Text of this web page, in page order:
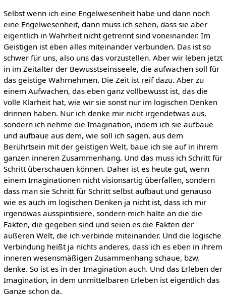
Selbst wenn ich eine Engelwesenheit habe und dann noch
eine Engelwesenheit, dann muss ich sehen, dass sie aber
eigentlich in Wahrheit nicht getrennt sind voneinander. Im
Geistigen ist eben alles miteinander verbunden. Das ist so
schwer für uns, also uns das vorzustellen. Aber wir leben jetzt
in im Zeitalter der Bewusstseinsseele, die aufwachen soll für
das geistige Wahrnehmen. Die Zeit ist reif dazu. Aber zu
einem Aufwachen, das eben ganz vollbewusst ist, das die
volle Klarheit hat, wie wir sie sonst nur im logischen Denken
drinnen haben. Nur ich denke mir nicht irgendetwas aus,
sondern ich nehme die Imagination, indem ich sie aufbaue
und aufbaue aus dem, wie soll ich sagen, aus dem
Berührtsein mit der geistigen Welt, baue ich sie auf in ihrem
ganzen inneren Zusammenhang. Und das muss ich Schritt für
Schritt überschauen können. Daher ist es heute gut, wenn
einem Imaginationen nicht visionsartig überfallen, sondern
dass man sie Schritt für Schritt selbst aufbaut und genauso
wie es auch im logischen Denken ja nicht ist, dass ich mir
irgendwas ausspintisiere, sondern mich halte an die die
Fakten, die gegeben sind und seien es die Fakten der
äußeren Welt, die ich verbinde miteinander. Und die logische
Verbindung heißt ja nichts anderes, dass ich es eben in ihrem
inneren wesensmäßigen Zusammenhang schaue, bzw.
denke. So ist es in der Imagination auch. Und das Erleben der
Imagination, in dem unmittelbaren Erleben ist eigentlich das
Ganze schon da.